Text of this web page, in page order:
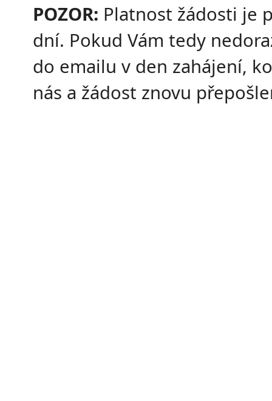
POZOR: Platnost žádosti je
dní. Pokud Vám tedy
do emailu v den zahájení,
nás a žádost znovu